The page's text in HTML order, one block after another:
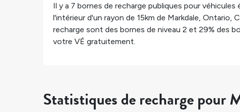
Il y a 7 bornes de recharge publiques pour
l'intérieur d'un rayon de 15km de Markdale, Ontario,
recharge sont des bornes de niveau 2 et 29% des
votre VÉ gratuitement.
Statistiques de recharge pour